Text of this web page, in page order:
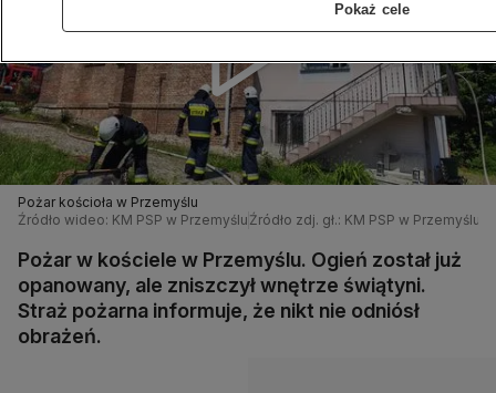
Pożar kościoła w Przemyślu
Źródło wideo: KM PSP w Przemyślu Źródło zdj. gł.: KM PSP w Przemyślu
Pożar w kościele w Przemyślu. Ogień został już
opanowany, ale zniszczył wnętrze świątyni.
Straż pożarna informuje, że nikt nie odniósł
obrażeń.
Pokaż cele